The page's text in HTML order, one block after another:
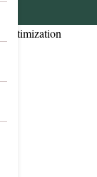
Optimization